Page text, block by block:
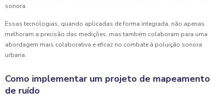
sonora.
Essas tecnologias, quando aplicadas de forma integrada, não apenas
melhoram a precisão das medições, mas também colaboram para uma
abordagem mais colaborativa e eficaz no combate à poluição sonora
urbana.
Como implementar um projeto de mapeamento
de ruído